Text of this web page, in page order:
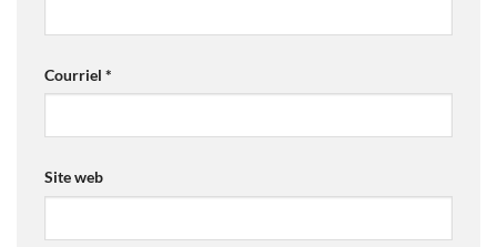
Courriel *
Site web